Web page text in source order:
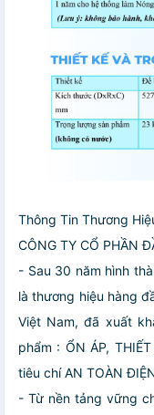
️Thông Tin Thương
CÔNG TY CỔ PHẦN
- Sau 30 năm hình
là thương hiệu hàng
Việt Nam, đã xuất
phẩm : ỔN ÁP,
tiêu chí AN TOÀN
- Từ nền tảng vững